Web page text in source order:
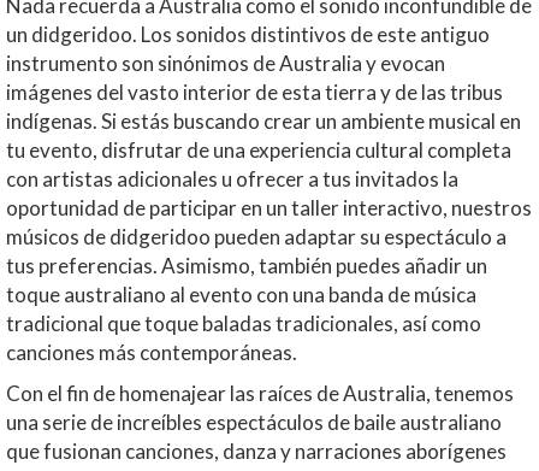
un didgeridoo. Los sonidos distintivos de este antiguo
instrumento son sinónimos de Australia y evocan
imágenes del vasto interior de esta tierra y de las tribus
indígenas. Si estás buscando crear un ambiente musical en
tu evento, disfrutar de una experiencia cultural completa
con artistas adicionales u ofrecer a tus invitados la
oportunidad de participar en un taller interactivo, nuestros
músicos de didgeridoo pueden adaptar su espectáculo a
tus preferencias. Asimismo, también puedes añadir un
toque australiano al evento con una banda de música
tradicional que toque baladas tradicionales, así como
canciones más contemporáneas.
Con el fin de homenajear las raíces de Australia, tenemos
una serie de increíbles espectáculos de baile australiano
que fusionan canciones, danza y narraciones aborígenes